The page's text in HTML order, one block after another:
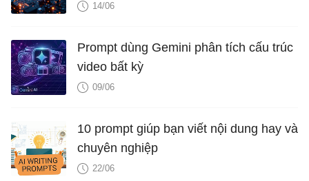
14/06
Prompt dùng Gemini phân tích cấu trúc
video bất kỳ
09/06
10 prompt giúp bạn viết nội dung hay và
chuyên nghiệp
22/06